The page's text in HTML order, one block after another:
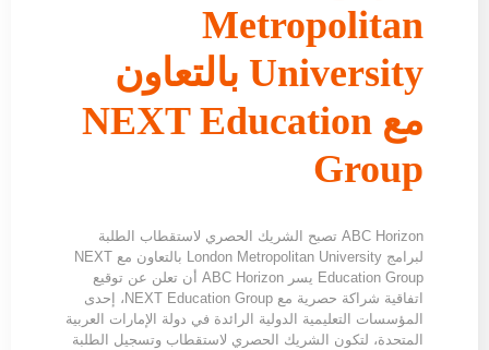
Metropolitan
University بالتعاون
مع NEXT Education
Group
ABC Horizon تصبح الشريك الحصري لاستقطاب الطلبة
لبرامج London Metropolitan University بالتعاون مع NEXT
Education Group يسر ABC Horizon أن تعلن عن توقيع
اتفاقية شراكة حصرية مع NEXT Education Group، إحدى
المؤسسات التعليمية الدولية الرائدة في دولة الإمارات العربية
المتحدة، لتكون الشريك الحصري لاستقطاب وتسجيل الطلبة